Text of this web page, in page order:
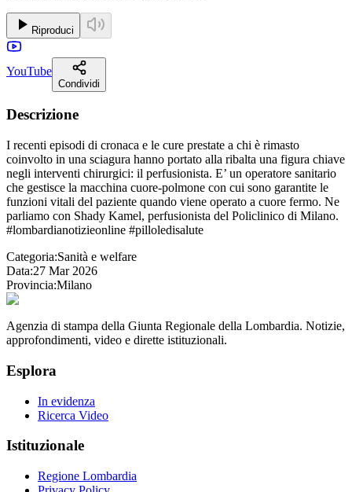
Riproduci
YouTube
Condividi
Descrizione
I recenti episodi di cronaca e le cure prestate a chi è rimasto
coinvolto in una sciagura hanno portato alla ribalta una figura chiave
negli interventi chirurgici: il perfusionista. E’ un operatore sanitario
che gestisce la macchina cuore-polmone con cui sono garantite le
funzioni vitali del paziente quando viene operato a cuore fermo. Ne
parliamo con Shady Kamel, perfusionista del Policlinico di Milano.
#lombardianotizieonline #pilloledisalute
Categoria:Sanità e welfare
Data:27 Mar 2026
Provincia:Milano
Agenzia di stampa della Giunta Regionale della Lombardia. Notizie,
approfondimenti, video e dirette istituzionali.
Esplora
In evidenza
Ricerca Video
Istituzionale
Regione Lombardia